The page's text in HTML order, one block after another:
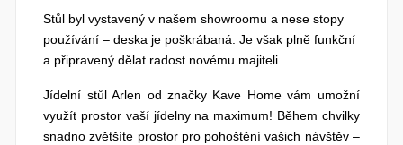
Stůl byl vystavený v našem showroomu a nese stopy
používání – deska je poškrábaná. Je však plně funkční
a připravený dělat radost novému majiteli.
Jídelní stůl Arlen od značky Kave Home vám umožní
využít prostor vaší jídelny na maximum! Během chvilky
snadno zvětšíte prostor pro pohoštění vašich návštěv –